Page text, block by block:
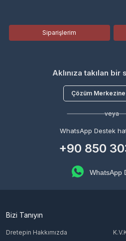
Siparişlerim
Aklınıza takılan bir
Çözüm Merkezine
veya
WhatsApp Destek
+90 850
WhatsApp
Bizi Tanıyın
Dretepin Hakkımızda